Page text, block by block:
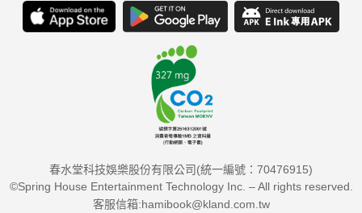
春水堂科技娛樂股份有限公司(統一編號：70476915)
©Spring House Entertainment Technology Inc. – All rights reserved.
客服信箱:hamibook@kland.com.tw